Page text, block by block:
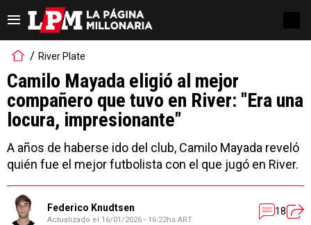
River Plate
Camilo Mayada eligió al mejor
compañero que tuvo en River: "Era una
locura, impresionante"
A años de haberse ido del club, Camilo Mayada reveló
quién fue el mejor futbolista con el que jugó en River.
Federico Knudtsen
Actualizado el 16/01/2026 - 16:22hs ART
18